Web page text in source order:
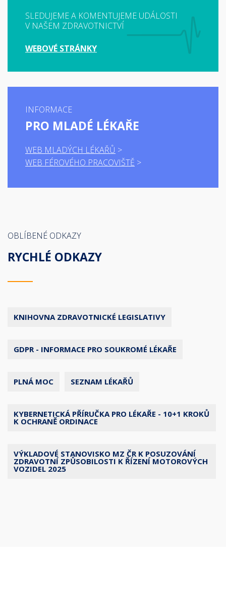
SLEDUJEME A KOMENTUJEME UDÁLOSTI
V NAŠEM ZDRAVOTNICTVÍ
WEBOVÉ STRÁNKY
INFORMACE
PRO MLADÉ LÉKAŘE
WEB MLADÝCH LÉKAŘŮ
WEB FÉROVÉHO PRACOVIŠTĚ
OBLÍBENÉ ODKAZY
RYCHLÉ ODKAZY
KNIHOVNA ZDRAVOTNICKÉ LEGISLATIVY
GDPR - INFORMACE PRO SOUKROMÉ LÉKAŘE
PLNÁ MOC SEZNAM LÉKAŘŮ
KYBERNETICKÁ PŘÍRUČKA PRO LÉKAŘE - 10+1 KROKŮ
K OCHRANĚ ORDINACE
VÝKLADOVÉ STANOVISKO MZ ČR K POSUZOVÁNÍ
ZDRAVOTNÍ ZPŮSOBILOSTI K ŘÍZENÍ MOTOROVÝCH
VOZIDEL 2025